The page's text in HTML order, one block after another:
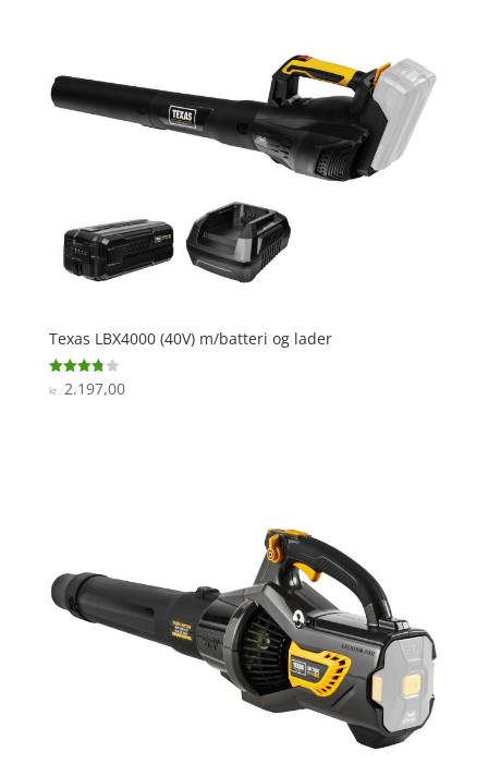
Texas LBX4000 (40V) m/batteri og lader
Vurderet
3.8
kr. 2.197,00